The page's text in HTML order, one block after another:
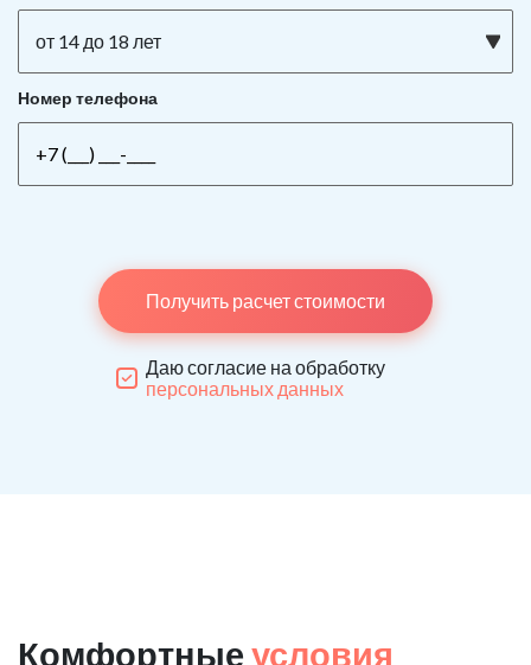
от 14 до 18 лет
Номер телефона
Получить расчет стоимости
Даю согласие на обработку
персональных данных
Комфортные условия